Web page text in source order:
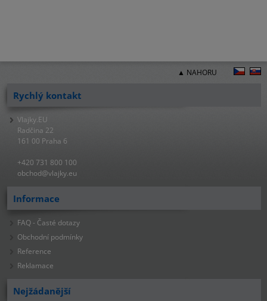
▲ NAHORU
Rychlý kontakt
Vlajky.EU
Radčina 22
161 00 Praha 6
+420 731 800 100
obchod@vlajky.eu
Informace
FAQ - Časté dotazy
Obchodní podmínky
Reference
Reklamace
Nejžádanější